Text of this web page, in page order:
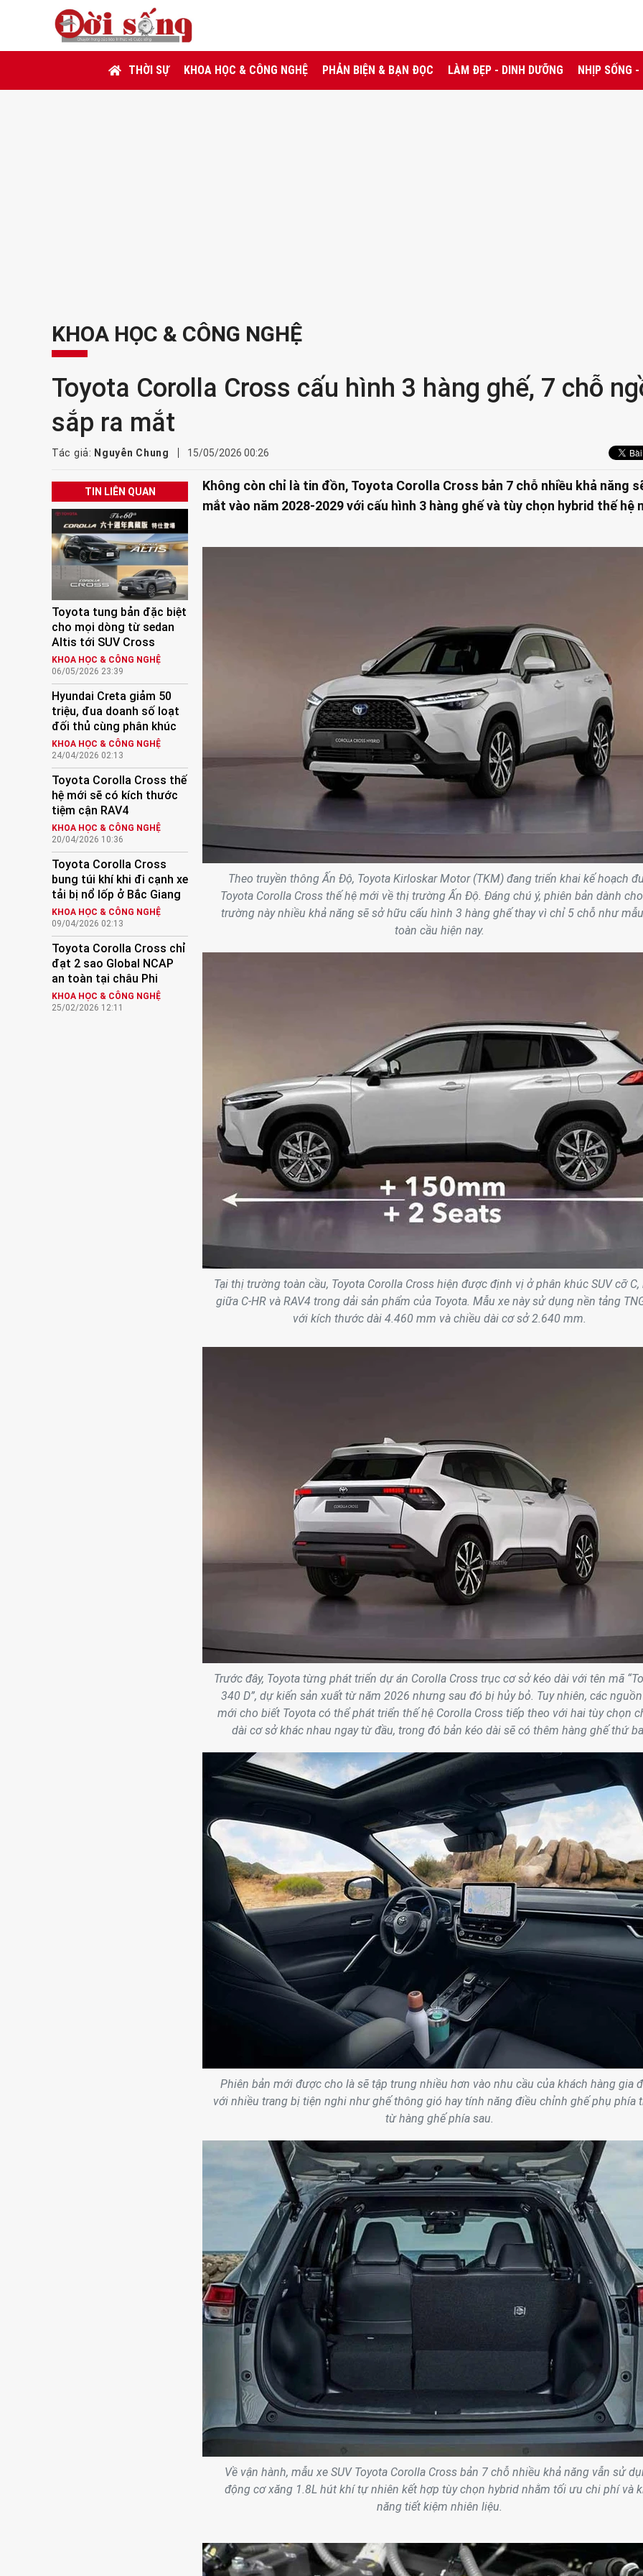
THỜI SỰ KHOA HỌC & CÔNG NGHỆ PHẢN BIỆN & BẠN ĐỌC LÀM ĐẸP - DINH DƯỠNG NHỊP SỐNG
KHOA HỌC & CÔNG NGHỆ
Toyota Corolla Cross cấu hình 3 hàng ghế, 7 chỗ
sắp ra mắt
Tác giả: Nguyễn Chung 15/05/2026 00:26
TIN LIÊN QUAN
Toyota tung bản đặc biệt
cho mọi dòng từ sedan
Altis tới SUV Cross
KHOA HỌC & CÔNG NGHỆ
06/05/2026 23:39
Hyundai Creta giảm 50
triệu, đua doanh số loạt
đối thủ cùng phân khúc
KHOA HỌC & CÔNG NGHỆ
24/04/2026 02:13
Toyota Corolla Cross thế
hệ mới sẽ có kích thước
tiệm cận RAV4
KHOA HỌC & CÔNG NGHỆ
20/04/2026 10:36
Toyota Corolla Cross
bung túi khí khi đi cạnh xe
tải bị nổ lốp ở Bắc Giang
KHOA HỌC & CÔNG NGHỆ
09/04/2026 02:13
Toyota Corolla Cross chỉ
đạt 2 sao Global NCAP
an toàn tại châu Phi
KHOA HỌC & CÔNG NGHỆ
25/02/2026 12:11
Không còn chỉ là tin đồn, Toyota Corolla Cross bản 7 chỗ nhiều khả năng
mắt vào năm 2028-2029 với cấu hình 3 hàng ghế và tùy chọn hybrid thế hệ
Theo truyền thông Ấn Độ, Toyota Kirloskar Motor (TKM) đang triển khai kế hoạch
Toyota Corolla Cross thế hệ mới về thị trường Ấn Độ. Đáng chú ý, phiên bản dành
trường này nhiều khả năng sẽ sở hữu cấu hình 3 hàng ghế thay vì chỉ 5 chỗ như
toàn cầu hiện nay.
Tại thị trường toàn cầu, Toyota Corolla Cross hiện được định vị ở phân khúc SUV cỡ C,
giữa C-HR và RAV4 trong dải sản phẩm của Toyota. Mẫu xe này sử dụng nền tảng
với kích thước dài 4.460 mm và chiều dài cơ sở 2.640 mm.
Trước đây, Toyota từng phát triển dự án Corolla Cross trục cơ sở kéo dài với tên mã
340 D”, dự kiến sản xuất từ năm 2026 nhưng sau đó bị hủy bỏ. Tuy nhiên, các
mới cho biết Toyota có thể phát triển thế hệ Corolla Cross tiếp theo với hai tùy chọn
dài cơ sở khác nhau ngay từ đầu, trong đó bản kéo dài sẽ có thêm hàng ghế thứ
Phiên bản mới được cho là sẽ tập trung nhiều hơn vào nhu cầu của khách hàng gia
với nhiều trang bị tiện nghi như ghế thông gió hay tính năng điều chỉnh ghế phụ phía
từ hàng ghế phía sau.
Về vận hành, mẫu xe SUV Toyota Corolla Cross bản 7 chỗ nhiều khả năng vẫn sử
động cơ xăng 1.8L hút khí tự nhiên kết hợp tùy chọn hybrid nhằm tối ưu chi phí và
năng tiết kiệm nhiên liệu.